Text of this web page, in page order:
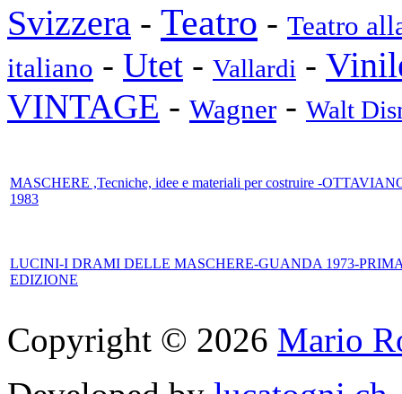
Svizzera - Teatro - Teatro
italiano - Utet - Vallardi -
VINTAGE - Wagner - Walt
MASCHERE ,Tecniche, idee e materiali per costruire -
1983
LUCINI-I DRAMI DELLE MASCHERE-GUANDA 1973-
EDIZIONE
Copyright © 2026 Mario